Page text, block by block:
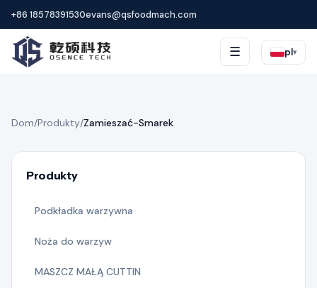
+86 18578391530evans@qsfoodmach.com
☰ pl▾
Dom/Produkty/Zamieszać-Smarek
Produkty
Podkładka warzywna
Noża do warzyw
MASZCZ MAŁĄ CUTTIN